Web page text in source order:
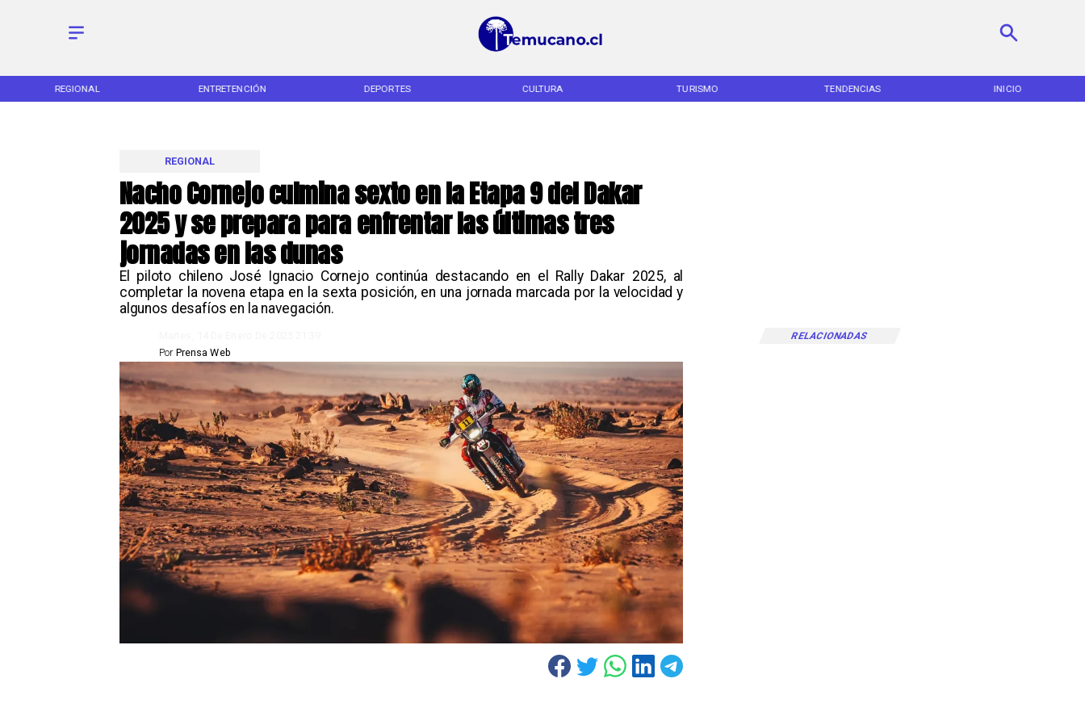
REGIONAL ENTRETENCIÓN DEPORTES CULTURA TURISMO TENDENCIAS INICIO
Nacho Cornejo culmina sexto en la Etapa 9 del Dakar
2025 y se prepara para enfrentar las últimas tres
jornadas en las dunas
El piloto chileno José Ignacio Cornejo continúa destacando en el Rally Dakar 2025, al
completar la novena etapa en la sexta posición, en una jornada marcada por la velocidad y
algunos desafíos en la navegación. ​
REGIONAL
RELACIONADAS
Prensa Web
Por